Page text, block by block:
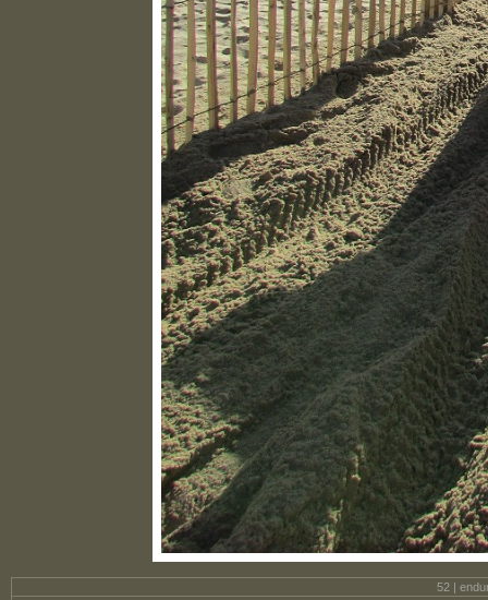
52 |